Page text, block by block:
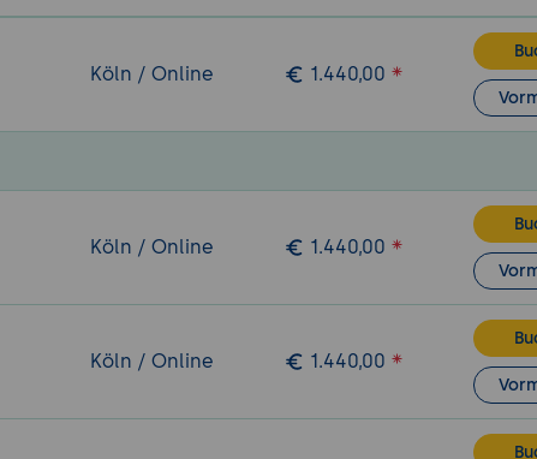
Praktische Übung 2: Datenverarbeitung und Integration
Durchführung einer
mit Apache Drill.
Verarbeitung der Daten mit Apache Drill: Nutzung
Ein verarbeiteter Datensatz, der zur
genutzt wird.
Köln / Online 1.440,00
Köln / Online 1.440,00
Köln / Online 1.440,00